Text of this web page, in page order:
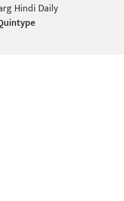
Hindi Daily